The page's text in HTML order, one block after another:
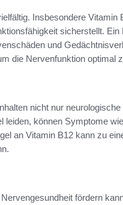
Insbesondere Vitamin
sicherstellt. Ein
und
die Nervenfunktion optimal
nicht nur
können Symptome
an Vitamin B12 kann zu
fördern